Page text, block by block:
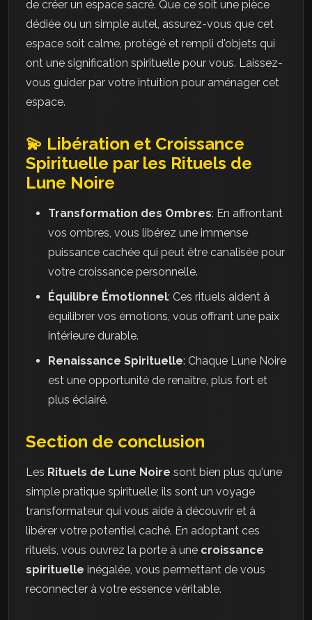
de créer un espace sacré. Que ce soit une pièce
dédiée ou un simple autel, assurez-vous que cet
espace soit calme, protégé et rempli d'objets qui
ont une signification spirituelle pour vous. Laissez-
vous guider par votre intuition pour aménager cet
espace.
💫 Libération et Croissance
Spirituelle par les Rituels de
Lune Noire
Transformation des Ombres: En affrontant
vos ombres, vous libérez une immense
puissance cachée qui peut être canalisée pour
votre croissance personnelle.
Équilibre Émotionnel: Ces rituels aident à
équilibrer vos émotions, vous offrant une paix
intérieure durable.
Renaissance Spirituelle: Chaque Lune Noire
est une opportunité de renaître, plus fort et
plus éclairé.
Section de conclusion
Les Rituels de Lune Noire sont bien plus qu'une
simple pratique spirituelle; ils sont un voyage
transformateur qui vous aide à découvrir et à
libérer votre potentiel caché. En adoptant ces
rituels, vous ouvrez la porte à une croissance
spirituelle inégalée, vous permettant de vous
reconnecter à votre essence véritable.